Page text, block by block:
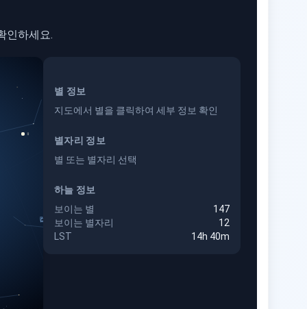
인하세요.
컵자리
♀
별 정보
지도에서 별을 클릭하여 세부 정보 확인
별자리 정보
별 또는 별자리 선택
하늘 정보
보이는 별
147
보이는 별자리
12
LST
14h 40m